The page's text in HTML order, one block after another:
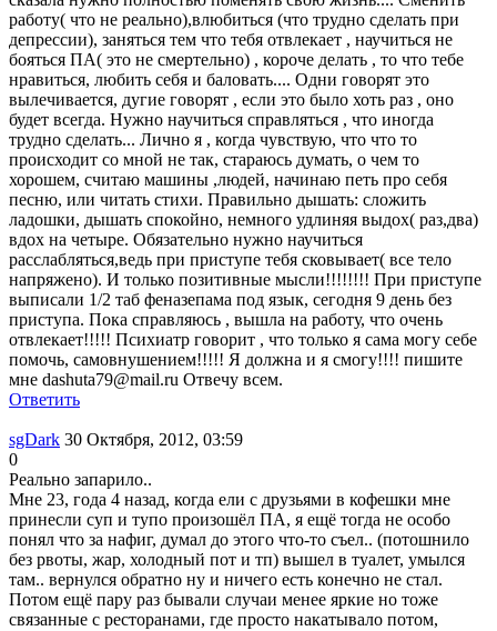
работу( что не реально),влюбиться (что трудно сделать при
депрессии), заняться тем что тебя отвлекает , научиться не
бояться ПА( это не смертельно) , короче делать , то что тебе
нравиться, любить себя и баловать.... Одни говорят это
вылечивается, дугие говорят , если это было хоть раз , оно
будет всегда. Нужно научиться справляться , что иногда
трудно сделать... Лично я , когда чувствую, что что то
происходит со мной не так, стараюсь думать, о чем то
хорошем, считаю машины ,людей, начинаю петь про себя
песню, или читать стихи. Правильно дышать: сложить
ладошки, дышать спокойно, немного удлиняя выдох( раз,два)
вдох на четыре. Обязательно нужно научиться
расслабляться,ведь при приступе тебя сковывает( все тело
напряжено). И только позитивные мысли!!!!!!!! При приступе
выписали 1/2 таб феназепама под язык, сегодня 9 день без
приступа. Пока справляюсь , вышла на работу, что очень
отвлекает!!!!! Психиатр говорит , что только я сама могу себе
помочь, самовнушением!!!!! Я должна и я смогу!!!! пишите
мне dashuta79@mail.ru Отвечу всем.
Ответить
sgDark 30 Октября, 2012, 03:59
0
Реально запарило..
Мне 23, года 4 назад, когда ели с друзьями в кофешки мне
принесли суп и тупо произошёл ПА, я ещё тогда не особо
понял что за нафиг, думал до этого что-то съел.. (потошнило
без рвоты, жар, холодный пот и тп) вышел в туалет, умылся
там.. вернулся обратно ну и ничего есть конечно не стал.
Потом ещё пару раз бывали случаи менее яркие но тоже
связанные с ресторанами, где просто накатывало потом,